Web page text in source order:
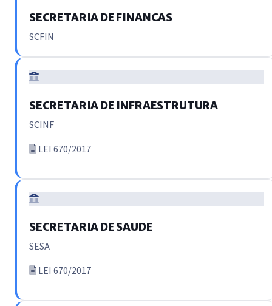
SECRETARIA DE FINANCAS
SCFIN
SECRETARIA DE INFRAESTRUTURA
SCINF
LEI 670/2017
SECRETARIA DE SAUDE
SESA
LEI 670/2017